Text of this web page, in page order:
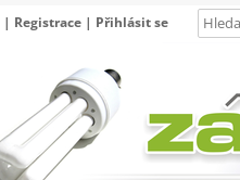
| Registrace | Přihlásit se